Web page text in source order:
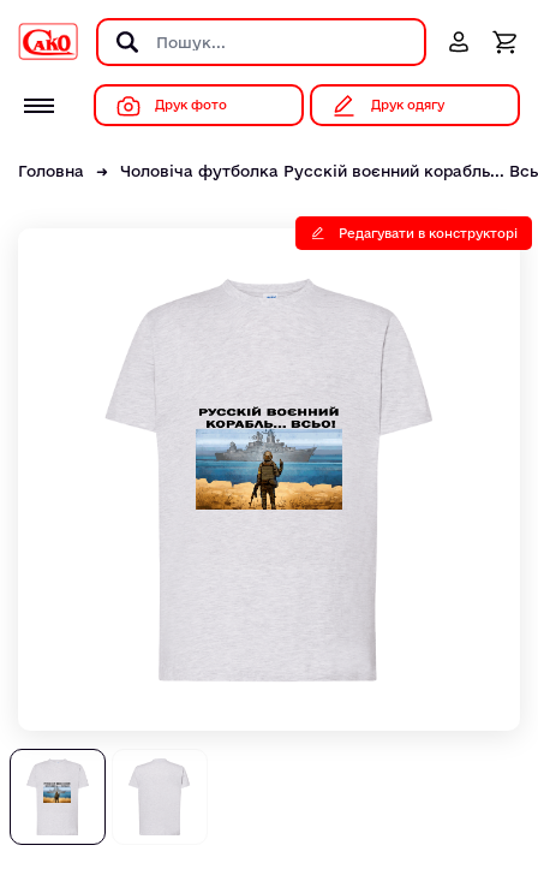
Друк фото Друк одягу
Головна Чоловіча футболка Русскій воєнний корабль...
Редагувати в конструкторі